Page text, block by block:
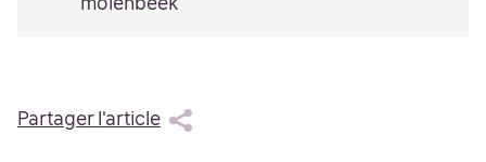
molenbeek
Partager l'article